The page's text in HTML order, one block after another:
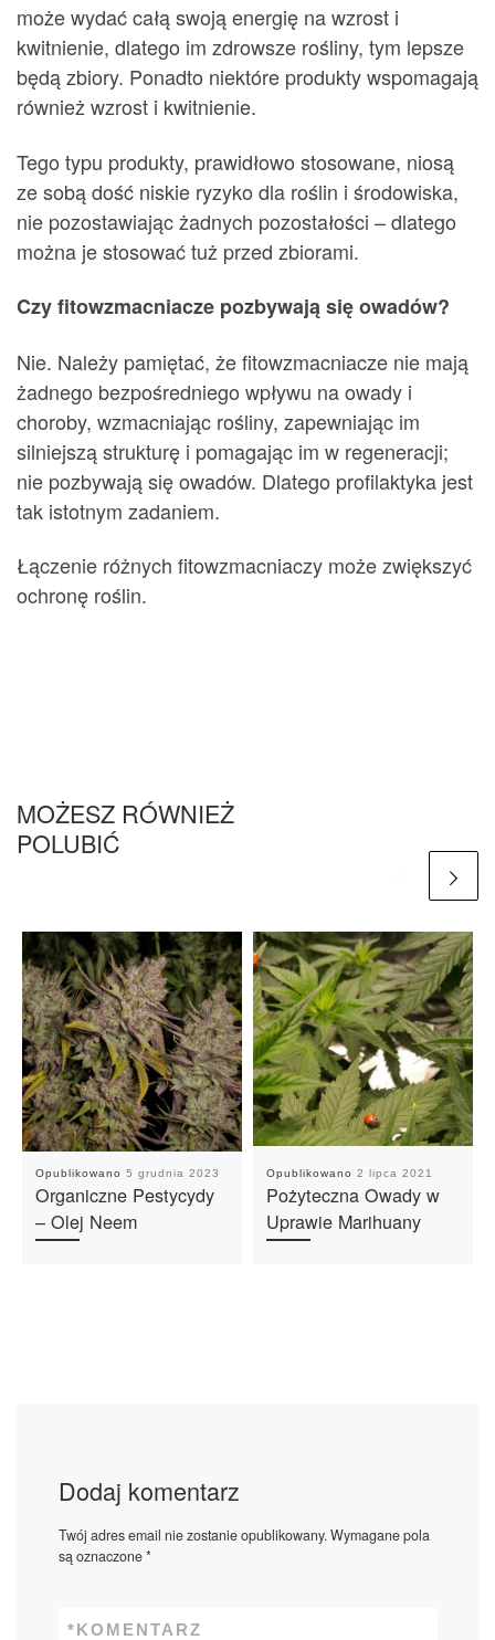
może wydać całą swoją energię na wzrost i
kwitnienie, dlatego im zdrowsze rośliny, tym lepsze
będą zbiory. Ponadto niektóre produkty wspomagają
również wzrost i kwitnienie.
Tego typu produkty, prawidłowo stosowane, niosą
ze sobą dość niskie ryzyko dla roślin i środowiska,
nie pozostawiając żadnych pozostałości – dlatego
można je stosować tuż przed zbiorami.
Czy fitowzmacniacze pozbywają się owadów?
Nie. Należy pamiętać, że fitowzmacniacze nie mają
żadnego bezpośredniego wpływu na owady i
choroby, wzmacniając rośliny, zapewniając im
silniejszą strukturę i pomagając im w regeneracji;
nie pozbywają się owadów. Dlatego profilaktyka jest
tak istotnym zadaniem.
Łączenie różnych fitowzmacniaczy może zwiększyć
ochronę roślin.
MOŻESZ RÓWNIEŻ
POLUBIĆ
Opublikowano 5 grudnia 2023
Organiczne Pestycydy
– Olej Neem
Opublikowano 2 lipca 2021
Pożyteczna Owady w
Uprawie Marihuany
Dodaj komentarz
Twój adres email nie zostanie opublikowany.Wymagane pola
są oznaczone*
KOMENTARZ
*